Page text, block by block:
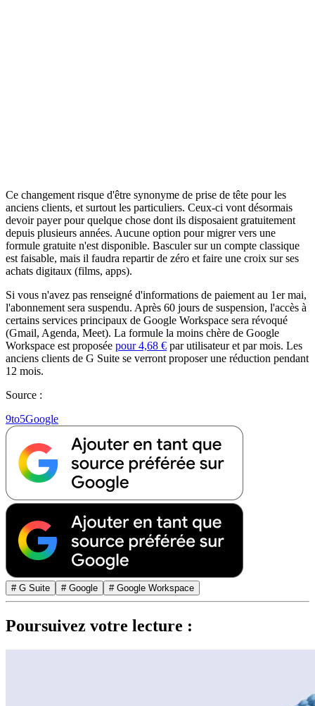
Ce changement risque d'être synonyme de prise de tête pour les
anciens clients, et surtout les particuliers. Ceux-ci vont désormais
devoir payer pour quelque chose dont ils disposaient gratuitement
depuis plusieurs années. Aucune option pour migrer vers une
formule gratuite n'est disponible. Basculer sur un compte classique
est faisable, mais il faudra repartir de zéro et faire une croix sur ses
achats digitaux (films, apps).
Si vous n'avez pas renseigné d'informations de paiement au 1er mai,
l'abonnement sera suspendu. Après 60 jours de suspension, l'accès à
certains services principaux de Google Workspace sera révoqué
(Gmail, Agenda, Meet). La formule la moins chère de Google
Workspace est proposée pour 4,68 € par utilisateur et par mois. Les
anciens clients de G Suite se verront proposer une réduction pendant
12 mois.
Source :
9to5Google
# G Suite # Google # Google Workspace
Poursuivez votre lecture :